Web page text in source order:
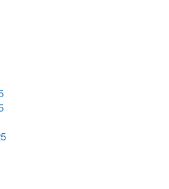
পর ফোন তারেক রহমানের,গ্যাস সঙ্কট